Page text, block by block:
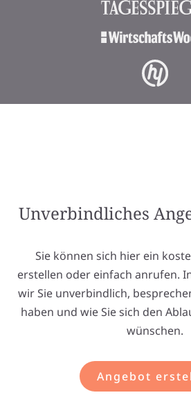
Unverbindliches
Sie können sich hier ein
erstellen oder einfach anrufen.
wir Sie unverbindlich,
haben und wie Sie sich den
wünschen.
Angebot